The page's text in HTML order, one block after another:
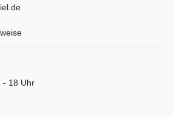
- 18 Uhr